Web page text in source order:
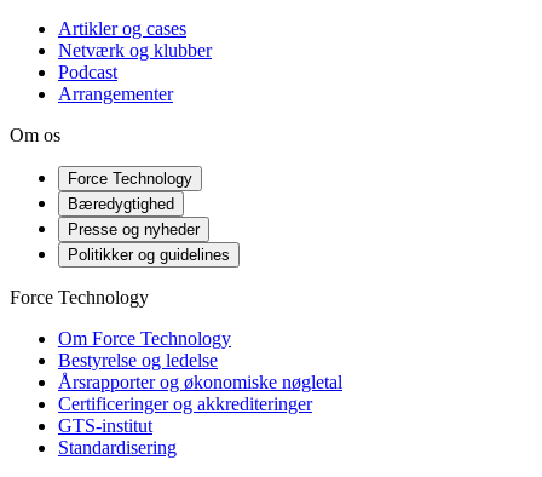
Artikler og cases
Netværk og klubber
Podcast
Arrangementer
Om os
Force Technology
Bæredygtighed
Presse og nyheder
Politikker og guidelines
Force Technology
Om Force Technology
Bestyrelse og ledelse
Årsrapporter og økonomiske nøgletal
Certificeringer og akkrediteringer
GTS-institut
Standardisering